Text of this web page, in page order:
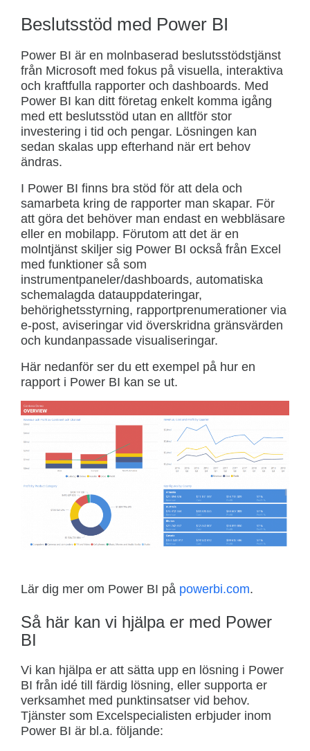
Beslutsstöd med Power BI
Power BI är en molnbaserad beslutsstödstjänst
från Microsoft med fokus på visuella, interaktiva
och kraftfulla rapporter och dashboards. Med
Power BI kan ditt företag enkelt komma igång
med ett beslutsstöd utan en alltför stor
investering i tid och pengar. Lösningen kan
sedan skalas upp efterhand när ert behov
ändras.
I Power BI finns bra stöd för att dela och
samarbeta kring de rapporter man skapar. För
att göra det behöver man endast en webbläsare
eller en mobilapp. Förutom att det är en
molntjänst skiljer sig Power BI också från Excel
med funktioner så som
instrumentpaneler/dashboards, automatiska
schemalagda datauppdateringar,
behörighetsstyrning, rapportprenumerationer via
e-post, aviseringar vid överskridna gränsvärden
och kundanpassade visualiseringar.
Här nedanför ser du ett exempel på hur en
rapport i Power BI kan se ut.
Lär dig mer om Power BI på powerbi.com.
Så här kan vi hjälpa er med Power
BI
Vi kan hjälpa er att sätta upp en lösning i Power
BI från idé till färdig lösning, eller supporta er
verksamhet med punktinsatser vid behov.
Tjänster som Excelspecialisten erbjuder inom
Power BI är bl.a. följande: